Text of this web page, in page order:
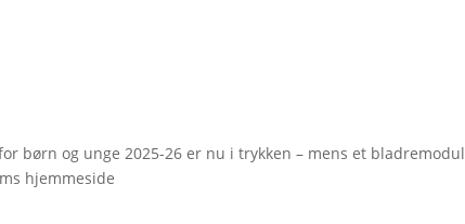
børn og unge 2025-26 er nu i trykken – mens et bladremodul
hjemmeside